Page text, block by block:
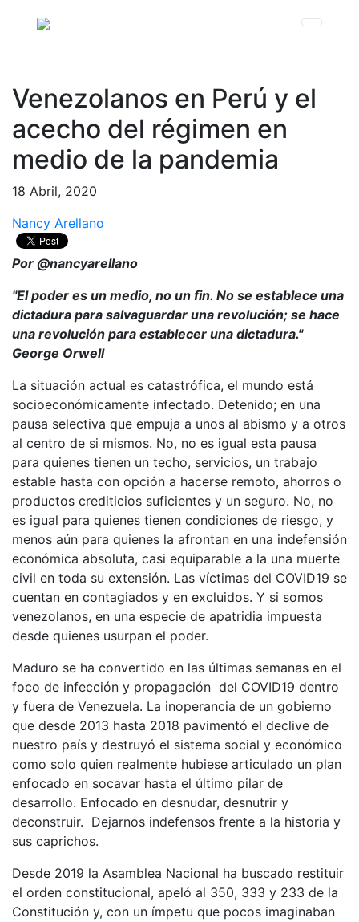
Venezolanos en Perú y el
acecho del régimen en
medio de la pandemia
18 Abril, 2020
Nancy Arellano
Por @nancyarellano
"El poder es un medio, no un fin. No se establece una
dictadura para salvaguardar una revolución; se hace
una revolución para establecer una dictadura."
George Orwell
La situación actual es catastrófica, el mundo está
socioeconómicamente infectado. Detenido; en una
pausa selectiva que empuja a unos al abismo y a otros
al centro de si mismos. No, no es igual esta pausa
para quienes tienen un techo, servicios, un trabajo
estable hasta con opción a hacerse remoto, ahorros o
productos crediticios suficientes y un seguro. No, no
es igual para quienes tienen condiciones de riesgo, y
menos aún para quienes la afrontan en una indefensión
económica absoluta, casi equiparable a la una muerte
civil en toda su extensión. Las víctimas del COVID19 se
cuentan en contagiados y en excluidos. Y si somos
venezolanos, en una especie de apatridia impuesta
desde quienes usurpan el poder.
Maduro se ha convertido en las últimas semanas en el
foco de infección y propagación del COVID19 dentro
y fuera de Venezuela. La inoperancia de un gobierno
que desde 2013 hasta 2018 pavimentó el declive de
nuestro país y destruyó el sistema social y económico
como solo quien realmente hubiese articulado un plan
enfocado en socavar hasta el último pilar de
desarrollo. Enfocado en desnudar, desnutrir y
deconstruir. Dejarnos indefensos frente a la historia y
sus caprichos.
Desde 2019 la Asamblea Nacional ha buscado restituir
el orden constitucional, apeló al 350, 333 y 233 de la
Constitución y, con un ímpetu que pocos imaginaban